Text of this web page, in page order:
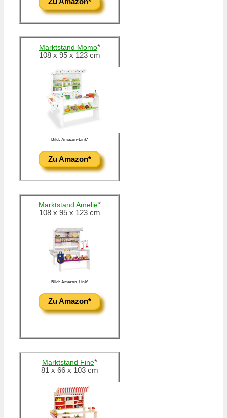
Marktstand Momo*
108 x 95 x 123 cm
Bild: Amazon-Link*
Zu Amazon*
Marktstand Amelie*
108 x 95 x 123 cm
Bild: Amazon-Link*
Zu Amazon*
Marktstand Fine*
81 x 66 x 103 cm